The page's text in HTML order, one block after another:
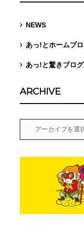
NEWS
あっ!とホームブ
あっ!と驚きブログ
ARCHIVE